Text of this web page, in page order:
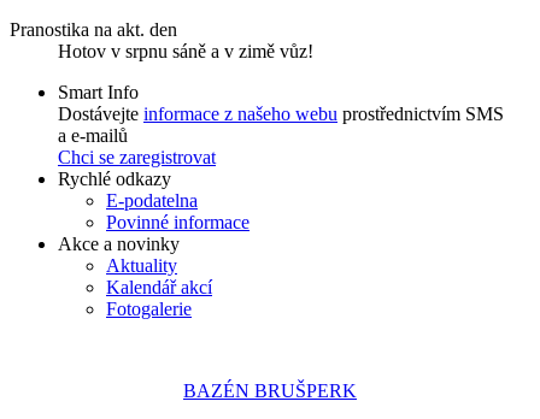
Pranostika na akt. den
Hotov v srpnu sáně a v zimě vůz!
Smart Info
Dostávejte informace z našeho webu prostřednictvím SMS
a e-mailů
Chci se zaregistrovat
Rychlé odkazy
E-podatelna
Povinné informace
Akce a novinky
Aktuality
Kalendář akcí
Fotogalerie
BAZÉN BRUŠPERK